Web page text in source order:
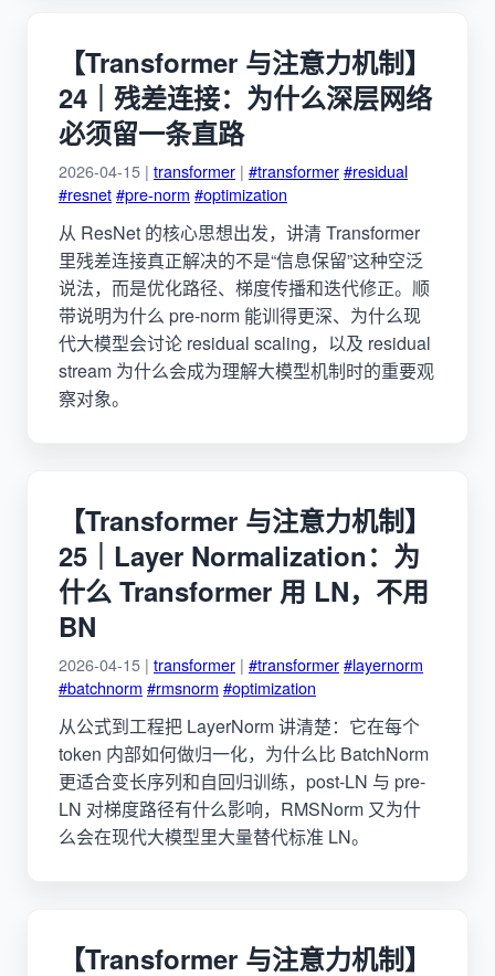
【Transformer 与注意力机制】
24｜残差连接：为什么深层网络
必须留一条直路
2026-04-15 | transformer | #transformer#residual
#resnet#pre-norm #optimization
从 ResNet 的核心思想出发，讲清 Transformer
里残差连接真正解决的不是“信息保留”这种空泛
说法，而是优化路径、梯度传播和迭代修正。顺
带说明为什么 pre-norm 能训得更深、为什么现
代大模型会讨论 residual scaling，以及 residual
stream 为什么会成为理解大模型机制时的重要观
察对象。
【Transformer 与注意力机制】
25｜Layer Normalization：为
什么 Transformer 用 LN，不用
BN
2026-04-15 | transformer | #transformer#layernorm
#batchnorm #rmsnorm #optimization
从公式到工程把 LayerNorm 讲清楚：它在每个
token 内部如何做归一化，为什么比 BatchNorm
更适合变长序列和自回归训练，post-LN 与 pre-
LN 对梯度路径有什么影响，RMSNorm 又为什
么会在现代大模型里大量替代标准 LN。
【Transformer 与注意力机制】